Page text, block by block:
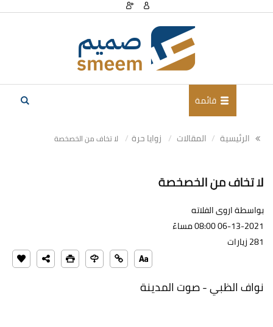
قائمة
الرئيسية المقالات زوايا حرة لا تخاف من الخصخصة
لا تخاف من الخصخصة
بواسطة اروى الفلاته
06-13-2021 08:00 مساءً
281 زيارات
نواف الظبي - صوت المدينة